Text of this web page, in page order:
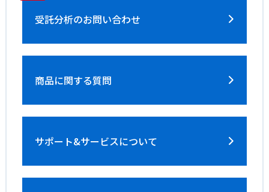
受託分析のお問い合わせ
商品に関する質問
サポート&サービスについて